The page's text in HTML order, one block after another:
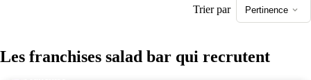
Trier par Pertinence
Les franchises salad bar qui recrutent